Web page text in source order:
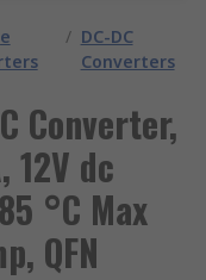
/ DC-DC
Converters
Converter,
12V dc
°C Max
QFN